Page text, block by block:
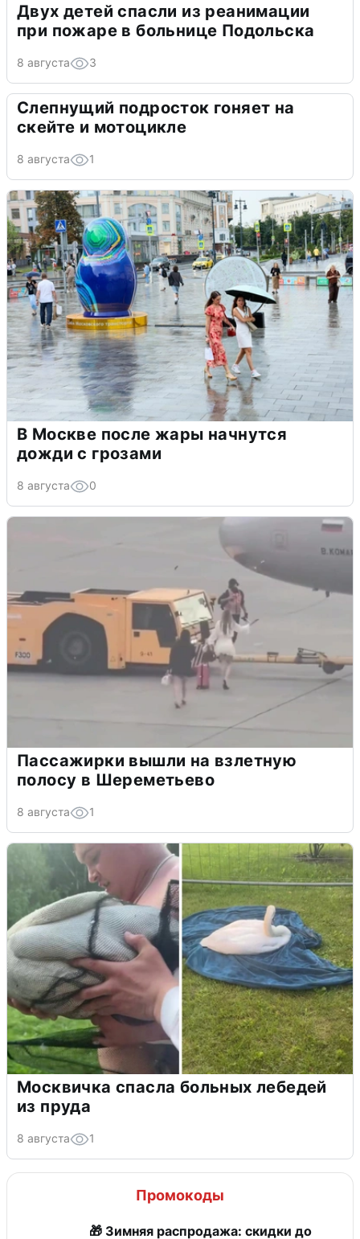
Двух детей спасли из реанимации
при пожаре в больнице Подольска
8 августа 3
Слепнущий подросток гоняет на
скейте и мотоцикле
8 августа 1
В Москве после жары начнутся
дожди с грозами
8 августа 0
Пассажирки вышли на взлетную
полосу в Шереметьево
8 августа 1
Москвичка спасла больных лебедей
из пруда
8 августа 1
Промокоды
🎁 Зимняя распродажа: скидки до